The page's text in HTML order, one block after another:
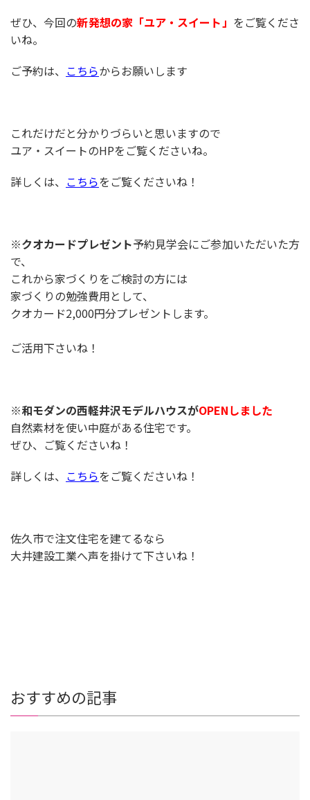
ぜひ、今回の新発想の家「ユア・スイート」 をご覧くださ
いね。
ご予約は、 こちらからお願いします
これだけだと分かりづらいと思いますので
ユア・スイートのHPをご覧くださいね。
詳しくは、 こちらをご覧くださいね！
※クオカードプレゼント予約見学会にご参加いただいた方
で、
これから家づくりをご検討の方には
家づくりの勉強費用として、
クオカード2,000円分プレゼントします。
ご活用下さいね！
※和モダンの西軽井沢モデルハウスがOPENしました
自然素材を使い中庭がある住宅です。
ぜひ、ご覧くださいね！
詳しくは、 こちらをご覧くださいね！
佐久市で注文住宅を建てるなら
大井建設工業へ声を掛けて下さいね！
おすすめの記事